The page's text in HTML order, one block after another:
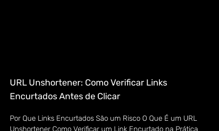
URL Unshortener: Como Verificar Links
Encurtados Antes de Clicar
Por Que Links Encurtados São um Risco O Que É um URL
Unshortener Como Verificar um Link Encurtado na Prática